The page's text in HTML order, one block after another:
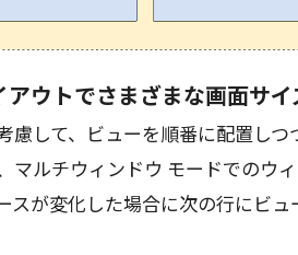
アウトでさまざまな画面サ
慮して、ビューを順番に配置し
マルチウィンドウ モードでのウ
スが変化した場合に次の行にビ